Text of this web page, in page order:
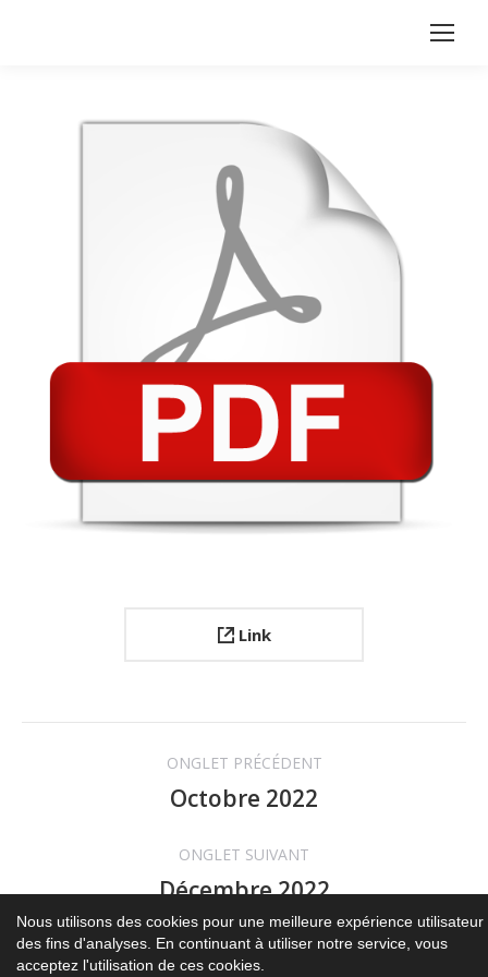
Link
Navigation
commentaire
ONGLET PRÉCÉDENT
Onglet
Octobre 2022
ONGLET SUIVANT
Projets
similaires
Décembre 2022
Nous utilisons des cookies pour une meilleure expérience utilisateur
des fins d'analyses. En continuant à utiliser notre service, vous
acceptez l'utilisation de ces cookies.